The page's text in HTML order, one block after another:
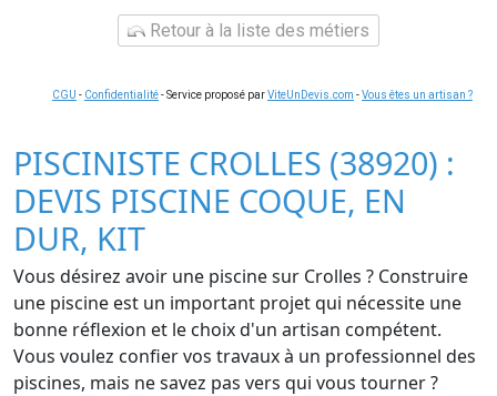
Retour à la liste des métiers
CGU - Confidentialité- Service proposé parViteUnDevis.com -Vous êtes un artisan ?
PISCINISTE CROLLES (38920) :
DEVIS PISCINE COQUE, EN
DUR, KIT
Vous désirez avoir une piscine sur Crolles ? Construire
une piscine est un important projet qui nécessite une
bonne réflexion et le choix d'un artisan compétent.
Vous voulez confier vos travaux à un professionnel des
piscines, mais ne savez pas vers qui vous tourner ?